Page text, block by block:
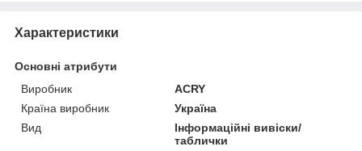
Характеристики
Основні атрибути
Виробник
ACRY
Країна виробник
Україна
Вид
Інформаційні вивіски/
таблички